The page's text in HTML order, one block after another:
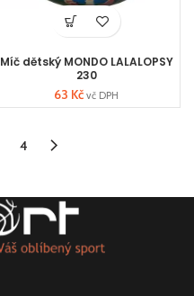
Míč dětský MONDO LALALOPSY
230
63 Kč vč DPH
4